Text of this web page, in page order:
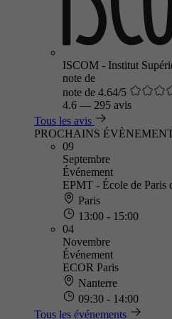
ISCOM - Institut
note de
note de 4.64/5
4.6 — 295 avis
Tous les avis
PROCHAINS
09
Septembre
Événement
EPMT - École de Paris
Paris
13:00 - 15:00
04
Novembre
Événement
ECOR Paris
Nanterre
09:30 - 14:00
Tous les événements